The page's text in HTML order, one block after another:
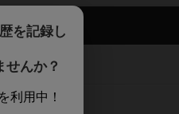
を記録し
せんか？
利用中！
ー